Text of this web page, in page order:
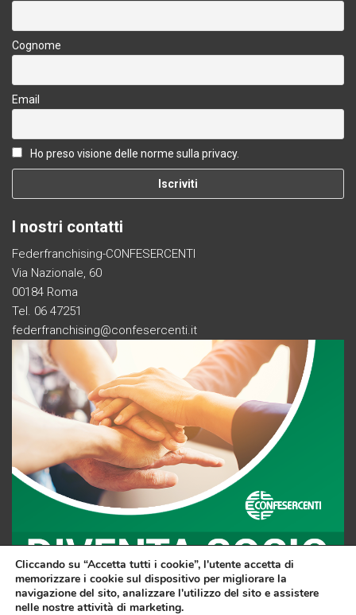
Cognome
Email
Ho preso visione delle norme sulla privacy.
I nostri contatti
Federfranchising-CONFESERCENTI
Via Nazionale, 60
00184 Roma
Tel. 06 47251
federfranchising@confesercenti.it
Cliccando su “Accetta tutti i cookie”, l'utente accetta di
memorizzare i cookie sul dispositivo per migliorare la
navigazione del sito, analizzare l'utilizzo del sito e assistere
nelle nostre attività di marketing.